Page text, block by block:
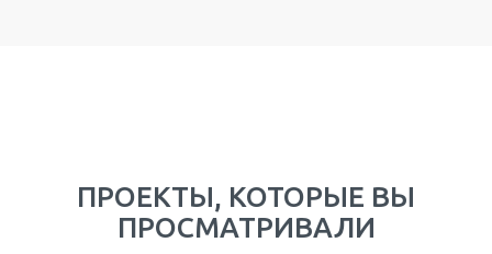
ПРОЕКТЫ, КОТОРЫЕ ВЫ
ПРОСМАТРИВАЛИ